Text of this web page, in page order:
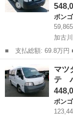
ボンゴ
加古
■ 支払総額: 69.8万円 ■ 車両本体価格： 548,000 円 ■ メーカー
名： マツダ ■ 車種
アコン パワステ パ
量： 18...
マツ
テ
ボンゴ